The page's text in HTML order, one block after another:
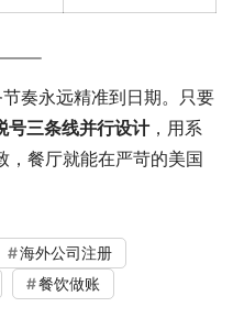
奏永远精准到日期。只要
号三条线并行设计，用系
，餐厅就能在严苛的美国
海外公司注册
餐饮做账